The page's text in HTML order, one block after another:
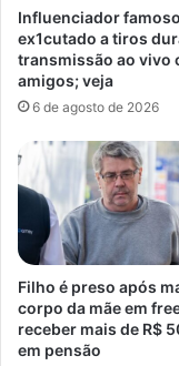
Influenciador
ex1cutado a tiros
transmissão ao vivo
amigos; veja
6 de agosto de 2026
Filho é preso após
corpo da mãe em
receber mais de R$
em pensão